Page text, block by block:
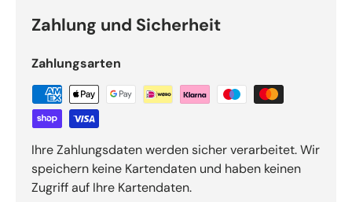
Zahlung und Sicherheit
Zahlungsarten
Ihre Zahlungsdaten werden sicher verarbeitet. Wir
speichern keine Kartendaten und haben keinen
Zugriff auf Ihre Kartendaten.